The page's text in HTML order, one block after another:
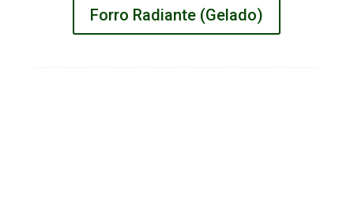
Forro Radiante (Gelado)